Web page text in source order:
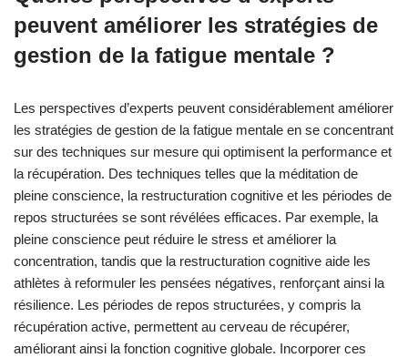
peuvent améliorer les stratégies de
gestion de la fatigue mentale ?
Les perspectives d’experts peuvent considérablement améliorer
les stratégies de gestion de la fatigue mentale en se concentrant
sur des techniques sur mesure qui optimisent la performance et
la récupération. Des techniques telles que la méditation de
pleine conscience, la restructuration cognitive et les périodes de
repos structurées se sont révélées efficaces. Par exemple, la
pleine conscience peut réduire le stress et améliorer la
concentration, tandis que la restructuration cognitive aide les
athlètes à reformuler les pensées négatives, renforçant ainsi la
résilience. Les périodes de repos structurées, y compris la
récupération active, permettent au cerveau de récupérer,
améliorant ainsi la fonction cognitive globale. Incorporer ces